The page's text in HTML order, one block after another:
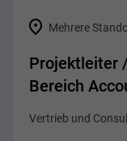
Mehrere
Projektleiter
Bereich
Vertrieb und